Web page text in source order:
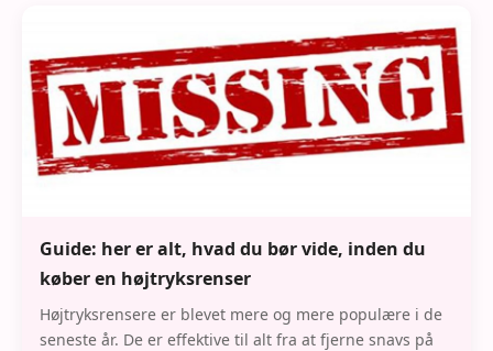
Guide: her er alt, hvad du bør vide, inden du
køber en højtryksrenser
Højtryksrensere er blevet mere og mere populære i de
seneste år. De er effektive til alt fra at fjerne snavs på